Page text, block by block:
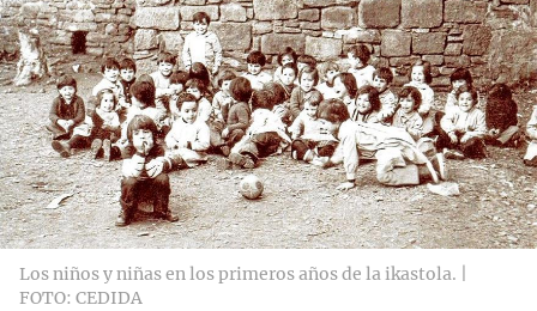
Los niños y niñas en los primeros años de la ikastola. |
FOTO: CEDIDA